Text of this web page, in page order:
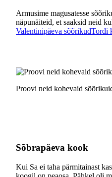
Armusime magusatesse
näpunäiteid, et saaksid neid
Valentinipäeva sõõrikudTordi
Proovi neid kohevaid
Sõbrapäeva kook
Kui Sa ei taha pärmitainast